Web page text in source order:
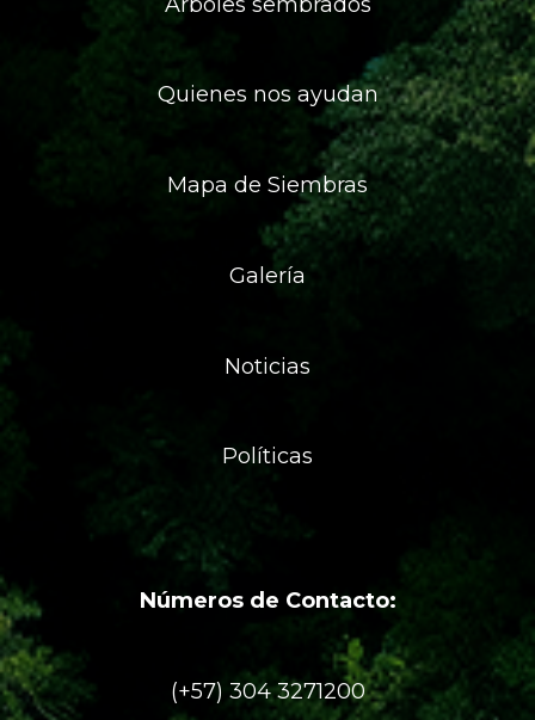
Quienes nos ayudan
Mapa de Siembras
Galería
Noticias
Políticas
Números de Contacto:
(+57) 304 3271200